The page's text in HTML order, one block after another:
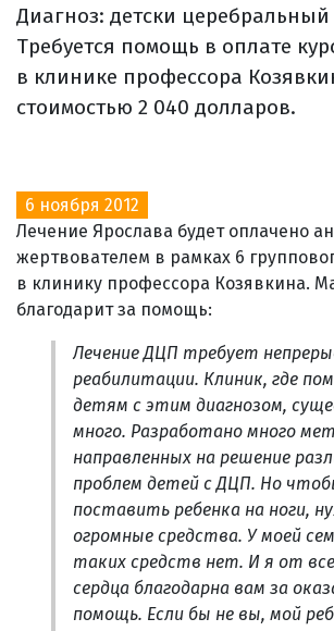
Диагноз: детски
Требуется помощь в оплате
в клинике профессора
стоимостью 2 040 долларов.
6 ноября 2012
Лечение Ярослава будет оплачено
жертвователем в рамках 6
в клинику профессора Козявкина.
благодарит за помощь:
Лечение ДЦП требует
реабилитации. Клиник, где
детям с этим диагнозом,
много. Разработано много
направленных на решение
проблем детей с ДЦП. Но
поставить ребенка на ноги,
огромные средства. У моей
таких средств нет. И я от
сердца благодарна вам за
помощь. Если бы не вы, мой